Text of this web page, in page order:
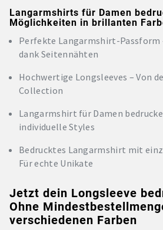
Langarmshirts für Damen
Möglichkeiten in brillanten
Perfekte Langarmshirt-Passform
dank Seitennähten
Hochwertige Longsleeves – Von
Collection
Langarmshirt für Damen
individuelle Styles
Bedrucktes Langarmshirt mit
Für echte Unikate
Jetzt dein Longsleeve
Ohne
verschiedenen Farben